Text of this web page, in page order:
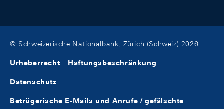
© Schweizerische Nationalbank, Zürich (Schweiz) 2026
Urheberrecht Haftungsbeschränkung
Datenschutz
Betrügerische E-Mails und Anrufe / gefälschte